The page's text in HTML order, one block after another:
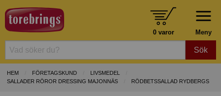
Meny
0 varor
Sök
HEM FÖRETAGSKUND
LIVSMEDEL
SALLADER RÖROR DRESSING MAJONNÄS
RÖDBETSSALLAD RYDBERGS